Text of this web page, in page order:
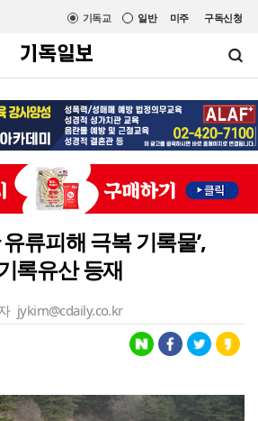
미주 구독신청
일반
기독교
류피해 극복 기록물’,
록유산 등재
jykim@cdaily.co.kr